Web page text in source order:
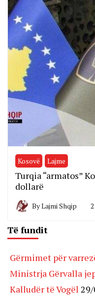
Kosovë Lajme
Turqia “armatos”
dollarë
ByLajmi Shqip
Të fundit
Gërmimet për
Ministrja Gërvalla
Kalludër të Vogël